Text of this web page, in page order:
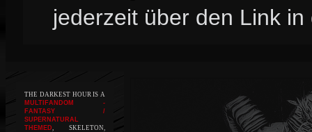
jederzeit über den Link
THE DARKEST HOUR IS A
MULTIFANDOM -
FANTASY /
SUPERNATURAL
THEMED, SKELETON,